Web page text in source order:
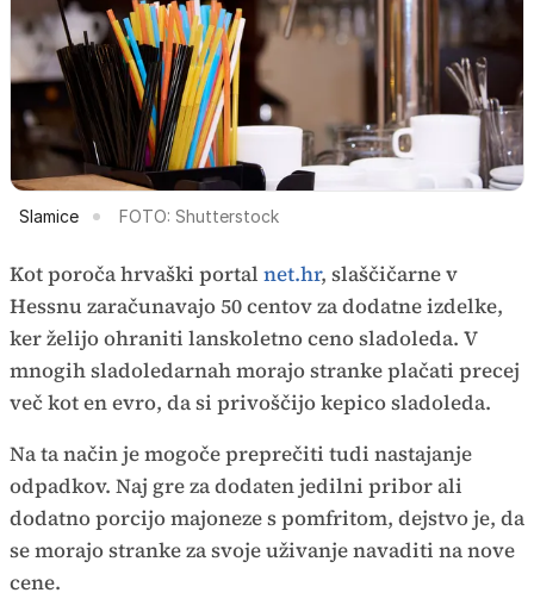
Slamice FOTO: Shutterstock
Kot poroča hrvaški portal net.hr, slaščičarne v
Hessnu zaračunavajo 50 centov za dodatne izdelke,
ker želijo ohraniti lanskoletno ceno sladoleda. V
mnogih sladoledarnah morajo stranke plačati precej
več kot en evro, da si privoščijo kepico sladoleda.
Na ta način je mogoče preprečiti tudi nastajanje
odpadkov. Naj gre za dodaten jedilni pribor ali
dodatno porcijo majoneze s pomfritom, dejstvo je, da
se morajo stranke za svoje uživanje navaditi na nove
cene.